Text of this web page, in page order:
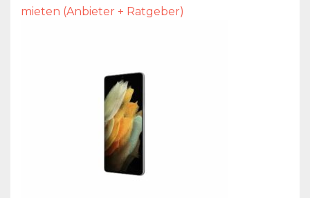
mieten (Anbieter + Ratgeber)